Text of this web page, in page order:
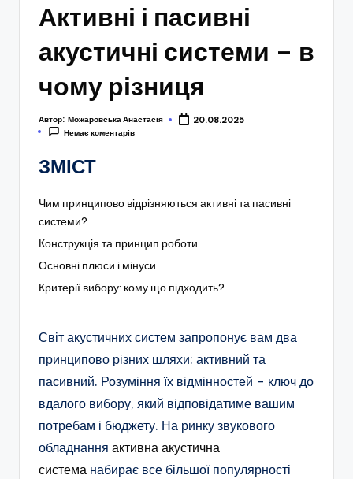
Активні і пасивні
акустичні системи – в
чому різниця
Автор: Можаровська Анастасія
20.08.2025
Немає коментарів
ЗМІСТ
Чим принципово відрізняються активні та пасивні
системи?
Конструкція та принцип роботи
Основні плюси і мінуси
Критерії вибору: кому що підходить?
Світ акустичних систем запропонує вам два
принципово різних шляхи: активний та
пасивний. Розуміння їх відмінностей – ключ до
вдалого вибору, який відповідатиме вашим
потребам і бюджету. На ринку звукового
обладнання активна акустична
система набирає все більшої популярності